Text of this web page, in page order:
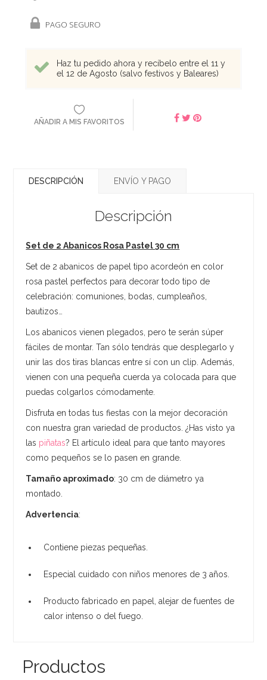
PAGO SEGURO
Haz tu pedido ahora y recíbelo entre el 11 y
el 12 de Agosto (salvo festivos y Baleares)
AÑADIR A MIS FAVORITOS
DESCRIPCIÓN ENVÍO Y PAGO
Descripción
Set de 2 Abanicos Rosa Pastel 30 cm
Set de 2 abanicos de papel tipo acordeón en color
rosa pastel perfectos para decorar todo tipo de
celebración: comuniones, bodas, cumpleaños,
bautizos…
Los abanicos vienen plegados, pero te serán súper
fáciles de montar. Tan sólo tendrás que desplegarlo y
unir las dos tiras blancas entre sí con un clip. Además,
vienen con una pequeña cuerda ya colocada para que
puedas colgarlos cómodamente.
Disfruta en todas tus fiestas con la mejor decoración
con nuestra gran variedad de productos. ¿Has visto ya
las piñatas? El artículo ideal para que tanto mayores
como pequeños se lo pasen en grande.
Tamaño aproximado: 30 cm de diámetro ya
montado.
Advertencia:
Contiene piezas pequeñas.
Especial cuidado con niños menores de 3 años.
Producto fabricado en papel, alejar de fuentes de
calor intenso o del fuego.
Productos